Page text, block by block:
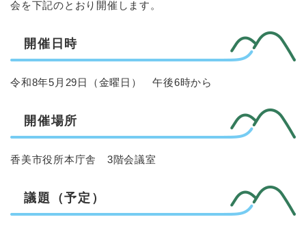
会を下記のとおり開催します。
開催日時
令和8年5月29日（金曜日） 午後6時から
開催場所
香美市役所本庁舎 3階会議室
議題（予定）